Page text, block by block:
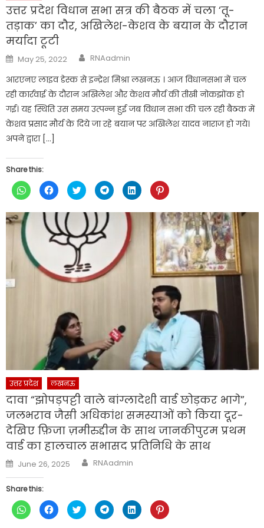
उत्तर प्रदेश विधान सभा सत्र की बैठक में चला ‘तू-
तड़ाक’ का दौर, अखिलेश-केशव के बयान के दौरान
मर्यादा टूटी
Posted
on
May 25, 2022 Author
RNAadmin
आरएनए लाइव डेस्क से इन्द्रेश मिश्रा लखनऊ । आज विधानसभा में चल
रही कार्रवाई के दौरान अखिलेश और केशव मौर्य की तीखी नोकझोंक हो
गई। यह स्थिति उस समय उत्पन्न हुई जब विधान सभा की चल रही बैठक में
केशव प्रसाद मौर्य के दिये जा रहे बयान पर अखिलेश यादव नाराज हो गये।
अपने द्वारा […]
Share this:
Click
to
share
WhatsApp
(Opens
new
window)
Click
to
share
Facebook
(Opens
in
new
window)
Click
to
share
Twitter
(Opens
in
new
window)
Click
to
share
Telegram
(Opens
window)
Click
to
share
LinkedIn
(Opens
new
window)
Click
to
Pinterest
(Opens
in
new
window)
उत्तर प्रदेश लखनऊ
दावा “झोपड़पट्टी वाले बांग्लादेशी वार्ड छोड़कर भागे”,
जलभराव जैसी अधिकांश समस्याओं को किया दूर-
देखिए फ़िजा ज़मीरुद्दीन के साथ जानकीपुरम प्रथम
वार्ड का हालचाल सभासद प्रतिनिधि के साथ
Posted
on
June 26, 2025 Author
RNAadmin
Share this:
Click
to
share
Click
to
share
Click
to
share
Click
to
share
Click
to
share
Click
to